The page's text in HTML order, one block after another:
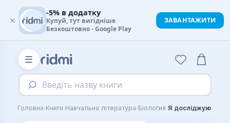
☰
Введіть назву книги
Головна›Книги›Навчальна література›Біология›
×
-5% в додатку
Купуй, тут вигідніше
Безкоштовно - Google Play
ЗАВАНТАЖИТИ